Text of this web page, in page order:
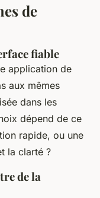
de
fiable
application de
aux mêmes
dans les
dépend de ce
rapide, ou une
la clarté ?
de la